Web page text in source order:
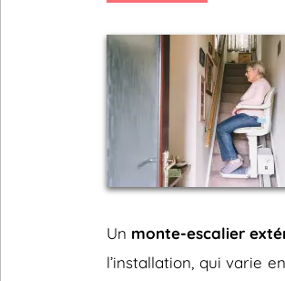
Un monte-escalier
l’installation, qui varie